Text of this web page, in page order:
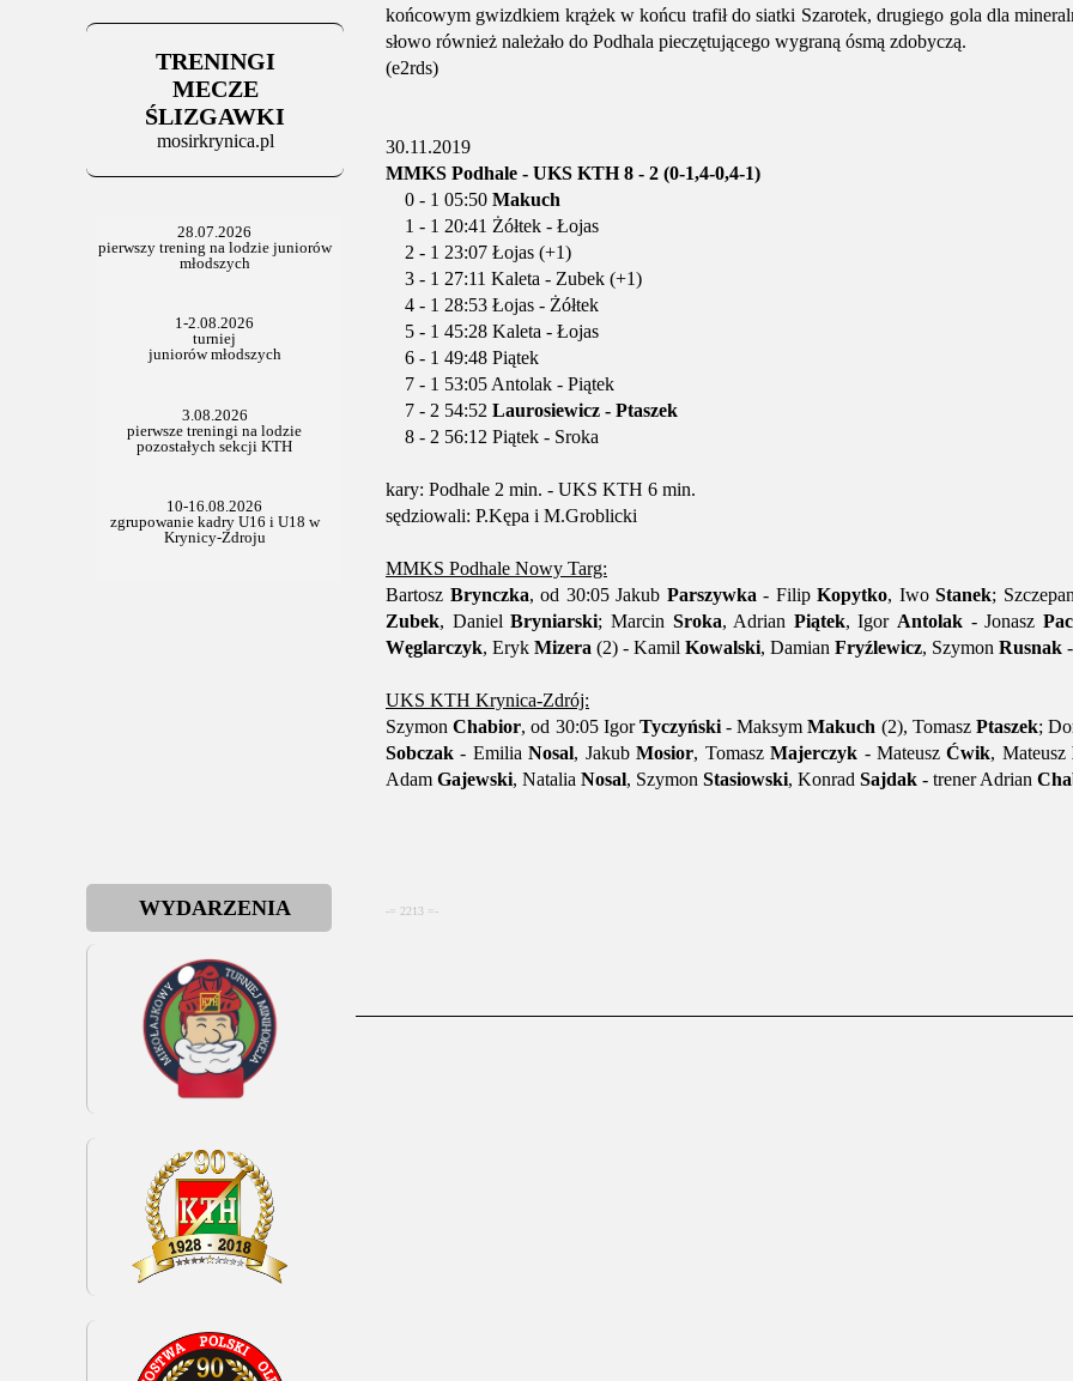
Za trzy tygodnie na lód
06.07.2025
Stowarzyszenie po Walnym
TRENINGI
MECZE
ŚLIZGAWKI
mosirkrynica.pl
WYDARZENIA
końcowym gwizdkiem krążek w końcu trafił do siatki Szarotek, drugiego gola dla
słowo również należało do Podhala pieczętującego wygraną ósmą zdobyczą.
(e2rds)
30.11.2019
MMKS Podhale - UKS KTH 8 - 2 (0-1,4-0,4-1)
0 - 1 05:50 Makuch
1 - 1 20:41 Żółtek - Łojas
2 - 1 23:07 Łojas (+1)
3 - 1 27:11 Kaleta - Zubek (+1)
4 - 1 28:53 Łojas - Żółtek
5 - 1 45:28 Kaleta - Łojas
6 - 1 49:48 Piątek
7 - 1 53:05 Antolak - Piątek
7 - 2 54:52 Laurosiewicz - Ptaszek
8 - 2 56:12 Piątek - Sroka
kary: Podhale 2 min. - UKS KTH 6 min.
sędziowali: P.Kępa i M.Groblicki
MMKS Podhale Nowy Targ:
Bartosz Brynczka, od 30:05 Jakub Parszywka - Filip Kopytko, Iwo Stanek; Szczepan
Zubek, DanielBryniarski; Marcin Sroka, Adrian Piątek, Igor Antolak - Jonasz
Węglarczyk, Eryk Mizera (2) - Kamil Kowalski, Damian Fryźlewicz, Szymon Rusnak
UKS KTH Krynica-Zdrój:
SzymonChabior, od 30:05 IgorTyczyński- MaksymMakuch (2), Tomasz Ptaszek;
Sobczak - EmiliaNosal, JakubMosior, TomaszMajerczyk - MateuszĆwik, Mateusz
Adam Gajewski, Natalia Nosal, Szymon Stasiowski, Konrad Sajdak - trener Adrian
-= 2213 =-